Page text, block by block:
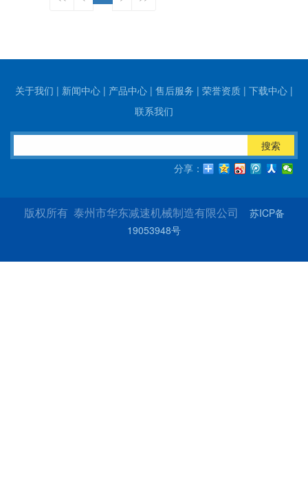
关于我们 | 新闻中心 | 产品中心 | 售后服务 | 荣誉资质 | 下载中心 |
联系我们
搜索
分享：
版权所有 泰州市华东减速机械制造有限公司 苏ICP备
19053948号